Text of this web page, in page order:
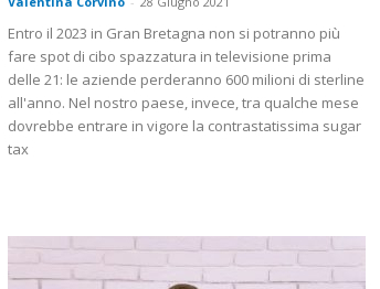
Entro il 2023 in Gran Bretagna non si potranno più
fare spot di cibo spazzatura in televisione prima
delle 21: le aziende perderanno 600 milioni di sterline
all'anno. Nel nostro paese, invece, tra qualche mese
dovrebbe entrare in vigore la contrastatissima sugar
tax